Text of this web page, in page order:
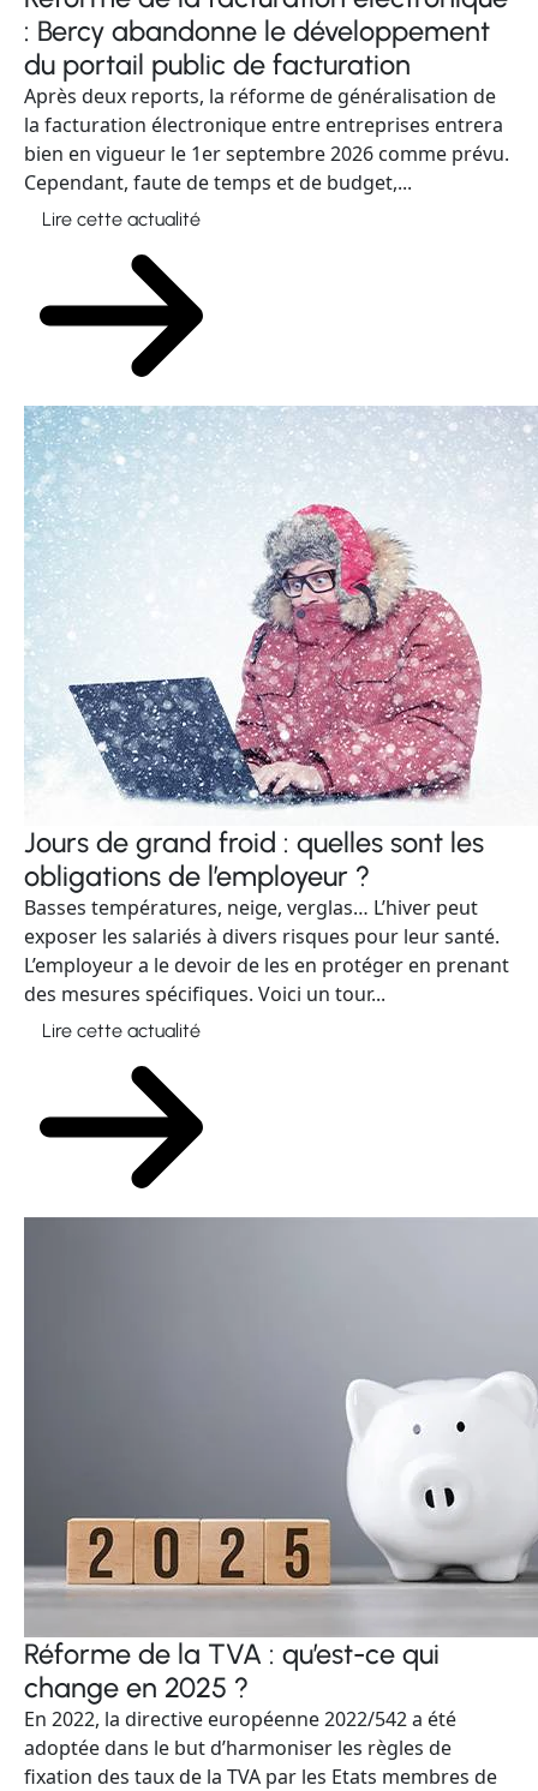
: Bercy abandonne le développement
du portail public de facturation
Après deux reports, la réforme de généralisation de
la facturation électronique entre entreprises entrera
bien en vigueur le 1er septembre 2026 comme prévu.
Cependant, faute de temps et de budget,...
Lire cette actualité
Jours de grand froid : quelles sont les
obligations de l’employeur ?
Basses températures, neige, verglas… L’hiver peut
exposer les salariés à divers risques pour leur santé.
L’employeur a le devoir de les en protéger en prenant
des mesures spécifiques. Voici un tour...
Lire cette actualité
Réforme de la TVA : qu’est-ce qui
change en 2025 ?
En 2022, la directive européenne 2022/542 a été
adoptée dans le but d’harmoniser les règles de
fixation des taux de la TVA par les Etats membres de